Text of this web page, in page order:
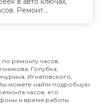
Ремонт...
ремонту часов,
Голубка,
Игнатовского,
Вы можете найти подробную
часов, его
и время работы